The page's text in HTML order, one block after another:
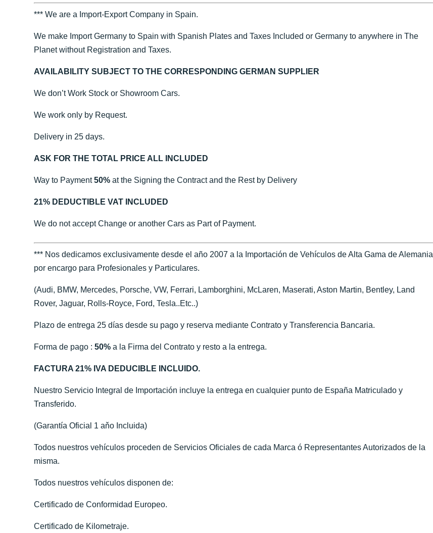
*** We are a Import-Export Company in Spain.
We make Import Germany to Spain with Spanish Plates and Taxes Included or Germany to anywhere in The
Planet without Registration and Taxes.
AVAILABILITY SUBJECT TO THE CORRESPONDING GERMAN SUPPLIER
We don’t Work Stock or Showroom Cars.
We work only by Request.
Delivery in 25 days.
ASK FOR THE TOTAL PRICE ALL INCLUDED
Way to Payment50% at the Signing the Contract and the Rest by Delivery
21% DEDUCTIBLE VAT INCLUDED
We do not accept Change or another Cars as Part of Payment.
*** Nos dedicamos exclusivamente desde el año 2007 a la Importación de Vehículos de Alta Gama de Alemania
por encargo para Profesionales y Particulares.
(Audi, BMW, Mercedes, Porsche, VW, Ferrari, Lamborghini, McLaren, Maserati, Aston Martin, Bentley, Land
Rover, Jaguar, Rolls-Royce, Ford, Tesla..Etc..)
Plazo de entrega 25 días desde su pago y reserva mediante Contrato y Transferencia Bancaria.
Forma de pago :50% a la Firma del Contrato y resto a la entrega.
FACTURA 21% IVA DEDUCIBLE INCLUIDO.
Nuestro Servicio Integral de Importación incluye la entrega en cualquier punto de España Matriculado y
Transferido.
(Garantía Oficial 1 aňo Incluida)
Todos nuestros vehículos proceden de Servicios Oficiales de cada Marca ó Representantes Autorizados de la
misma.
Todos nuestros vehículos disponen de:
Certificado de Conformidad Europeo.
Certificado de Kilometraje.